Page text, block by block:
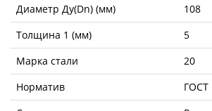
Диаметр Ду(Dn) (мм)
108
Толщина 1 (мм)
5
Марка стали
20
Норматив
ГОСТ